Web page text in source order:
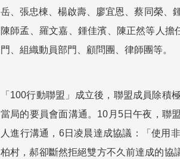
岳、張忠棟、楊啟壽、廖宜恩、蔡同榮、
陳師孟、羅文嘉、鍾佳濱、陳正然等人
門、組織動員部門、顧問團、律師團等。
「100行動聯盟」成立後，聯盟成員除
當局的要員會面溝通。10月5日午夜，聯
人進行溝通，6日凌晨達成協議：「使用
柏村，郝卻斷然拒絕雙方不久前達成的協